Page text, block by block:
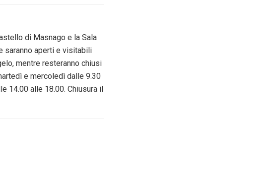
di Masnago e la Sala
saranno aperti e visitabili
mentre resteranno chiusi
e mercoledì dalle 9.30
14.00 alle 18.00. Chiusura il